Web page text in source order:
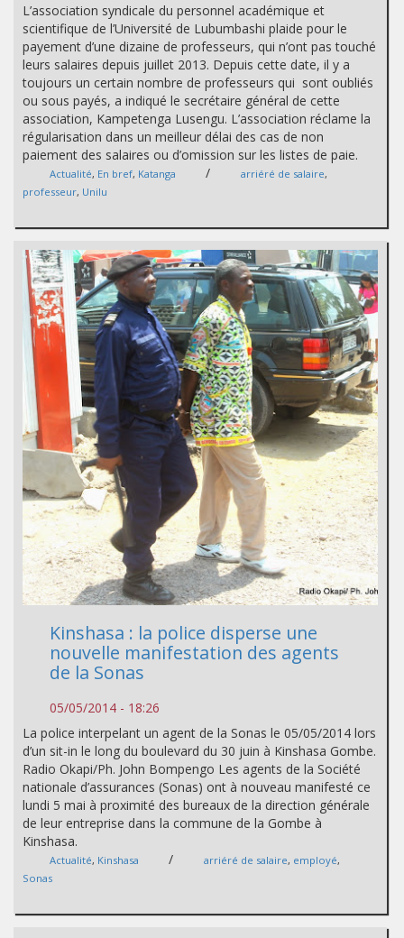
L’association syndicale du personnel académique et
scientifique de l’Université de Lubumbashi plaide pour le
payement d’une dizaine de professeurs, qui n’ont pas touché
leurs salaires depuis juillet 2013. Depuis cette date, il y a
toujours un certain nombre de professeurs qui sont oubliés
ou sous payés, a indiqué le secrétaire général de cette
association, Kampetenga Lusengu. L’association réclame la
régularisation dans un meilleur délai des cas de non
paiement des salaires ou d’omission sur les listes de paie.
Actualité, En bref, Katanga / arriéré de salaire,
professeur, Unilu
Kinshasa : la police disperse une
nouvelle manifestation des agents
de la Sonas
05/05/2014 - 18:26
La police interpelant un agent de la Sonas le 05/05/2014 lors
d’un sit-in le long du boulevard du 30 juin à Kinshasa Gombe.
Radio Okapi/Ph. John Bompengo Les agents de la Société
nationale d’assurances (Sonas) ont à nouveau manifesté ce
lundi 5 mai à proximité des bureaux de la direction générale
de leur entreprise dans la commune de la Gombe à
Kinshasa.
Actualité, Kinshasa / arriéré de salaire, employé,
Sonas